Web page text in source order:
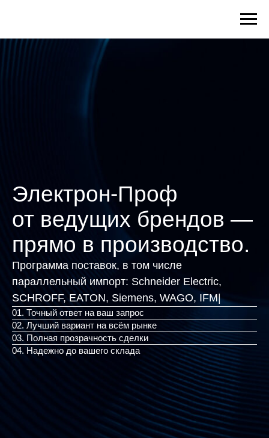
Электрон-Проф
от ведущих брендов —
прямо в производство.
Программа поставок, в том числе
параллельный импорт: Schneider Electric,
SCHROFF, EATON, Siemens|
01. Точный ответ на ваш запрос
02. Лучший вариант на всём рынке
03. Полная прозрачность сделки
04. Надежно до вашего склада